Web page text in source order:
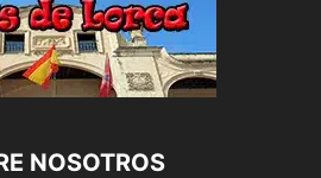
NOSOTROS